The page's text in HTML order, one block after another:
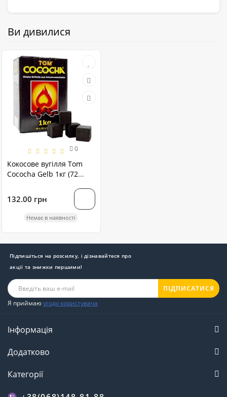
Ви дивилися
0
Кокосове вугілля Tom
Cococha Gelb 1кг (72
132.00 грн
Немає в наявності
Підпишіться на розсилку, і дізнавайтеся про
акції та знижки першими!
ПІДПИСАТИСЯ
Я приймаюугоду користувача
Інформація
Додатково
Категорії